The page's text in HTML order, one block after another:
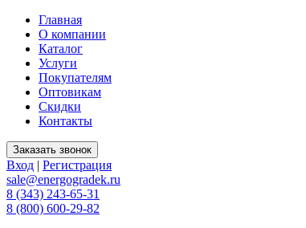
Главная
О компании
Каталог
Услуги
Покупателям
Оптовикам
Скидки
Контакты
Вход | Регистрация
sale@energogradek.ru
8 (343) 243-65-31
8 (800) 600-29-82